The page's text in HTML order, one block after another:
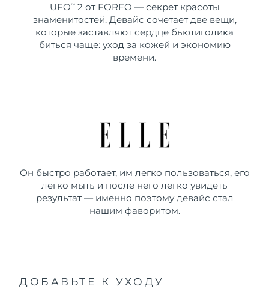
UFO TM2 от FOREO — секрет красоты
знаменитостей. Девайс сочетает две вещи,
которые заставляют сердце бьютиголика
биться чаще: уход за кожей и экономию
времени.
Он быстро работает, им легко пользоваться, его
легко мыть и после него легко увидеть
результат — именно поэтому девайс стал
нашим фаворитом.
ДОБАВЬТЕ К УХОДУ